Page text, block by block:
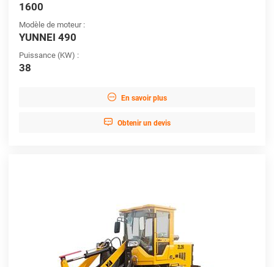
1600
Modèle de moteur :
YUNNEI 490
Puissance (KW) :
38
 En savoir plus
 Obtenir un devis